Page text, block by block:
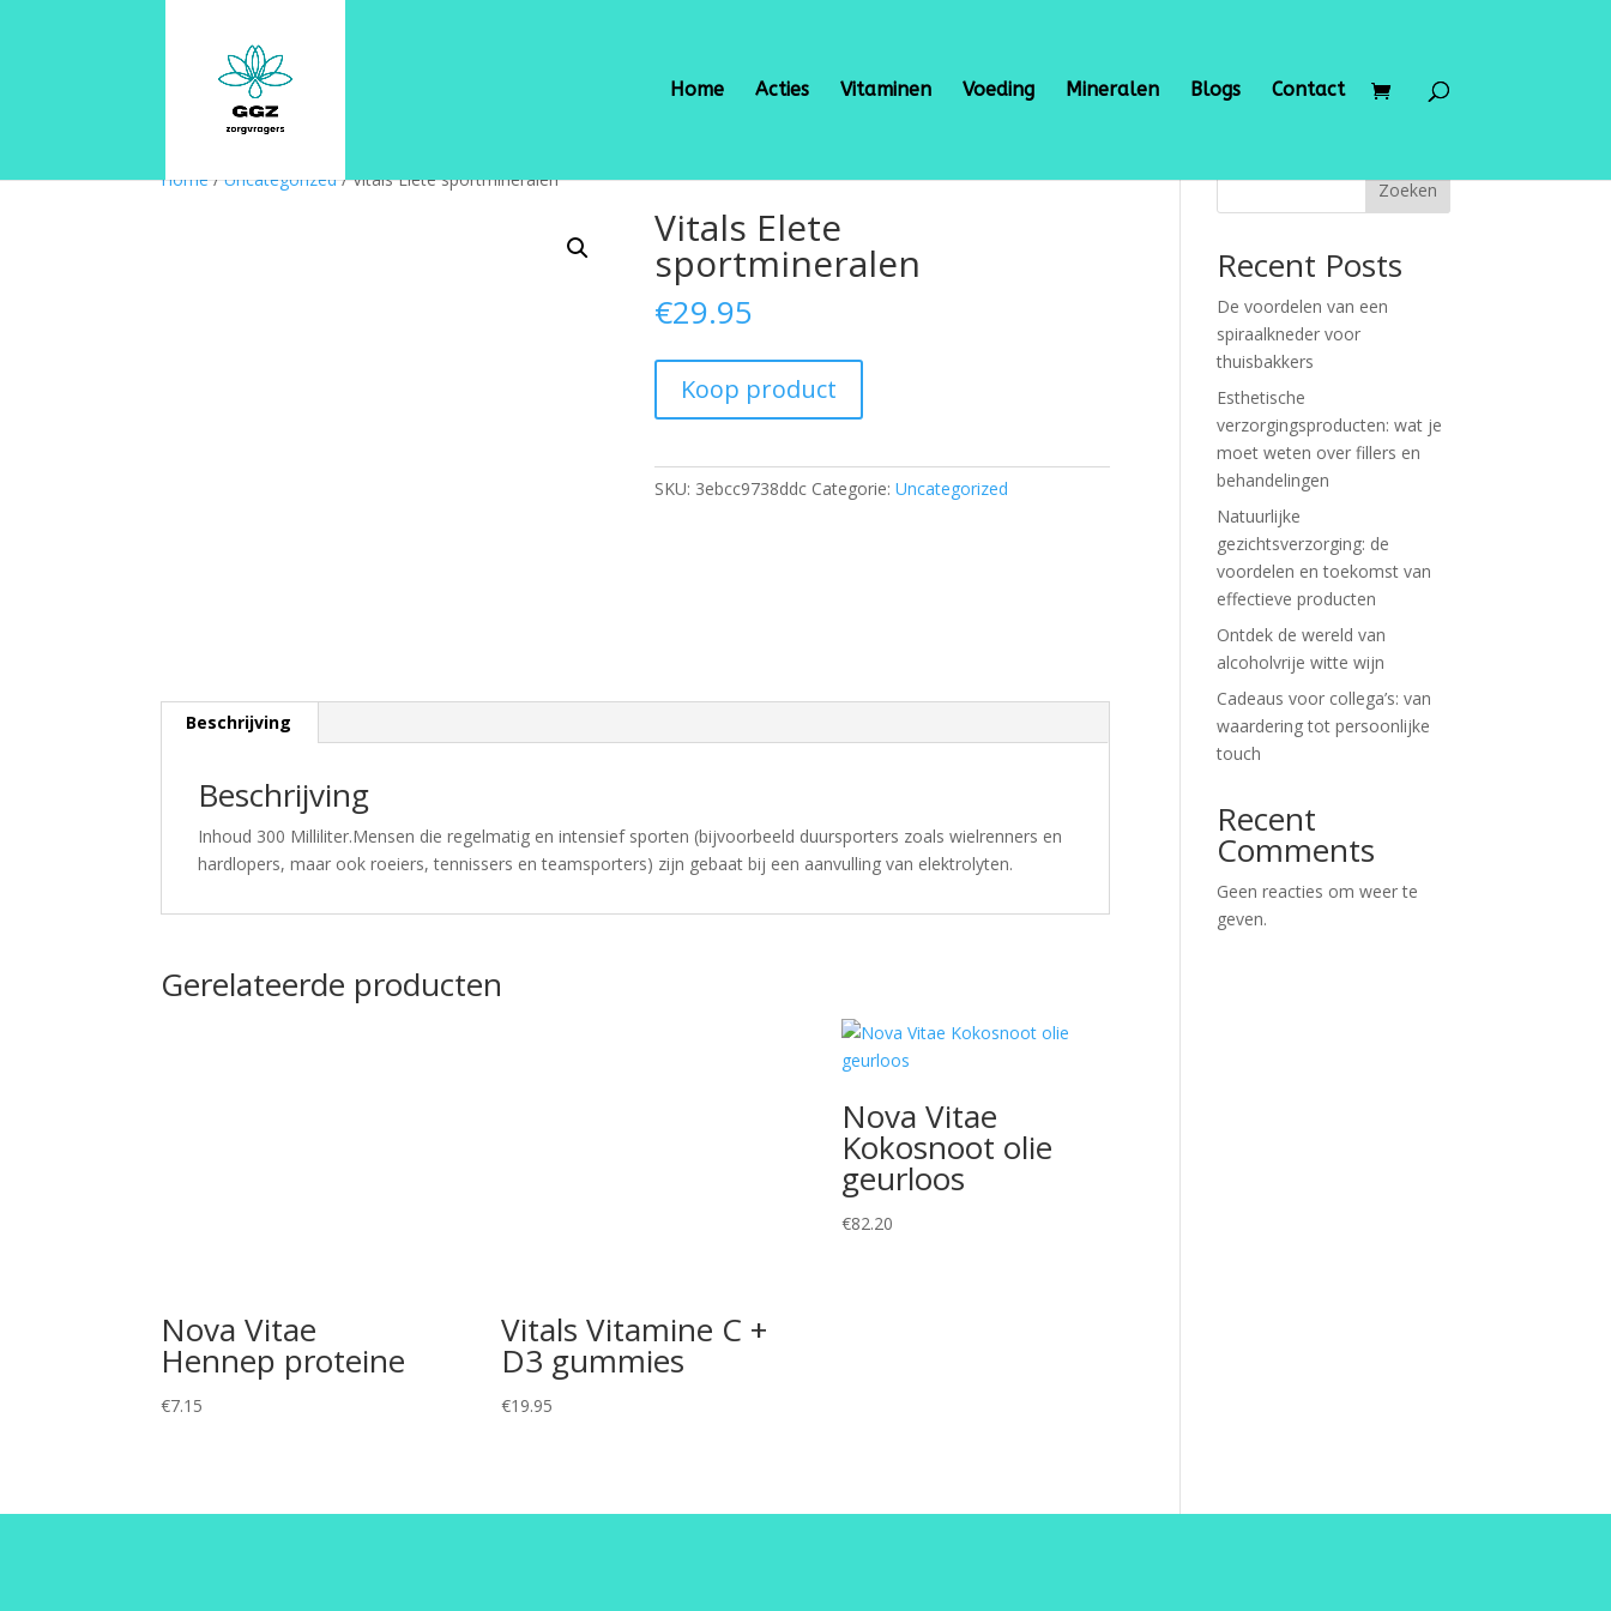
Home Acties Vitaminen Voeding Mineralen Blogs Contact
Home/Uncategorized/ Vitals Elete sportmineralen
Vitals Elete
sportmineralen
€29.95
Koop product
SKU: 3ebcc9738ddc Categorie:Uncategorized
Beschrijving
Beschrijving
Inhoud 300 Milliliter.Mensen die regelmatig en intensief sporten (bijvoorbeeld duursporters zoals wielrenners en
hardlopers, maar ook roeiers, tennissers en teamsporters) zijn gebaat bij een aanvulling van elektrolyten.
Gerelateerde producten
Nova Vitae
Hennep proteine
€7.15
Vitals Vitamine C +
D3 gummies
€19.95
Nova Vitae
Kokosnoot olie
geurloos
€82.20
Zoeken
Recent Posts
De voordelen van een
spiraalkneder voor
thuisbakkers
Esthetische
verzorgingsproducten: wat je
moet weten over fillers en
behandelingen
Natuurlijke
gezichtsverzorging: de
voordelen en toekomst van
effectieve producten
Ontdek de wereld van
alcoholvrije witte wijn
Cadeaus voor collega’s: van
waardering tot persoonlijke
touch
Recent
Comments
Geen reacties om weer te
geven.